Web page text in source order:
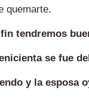
quemarte.
tendremos
se fue
y la esposa